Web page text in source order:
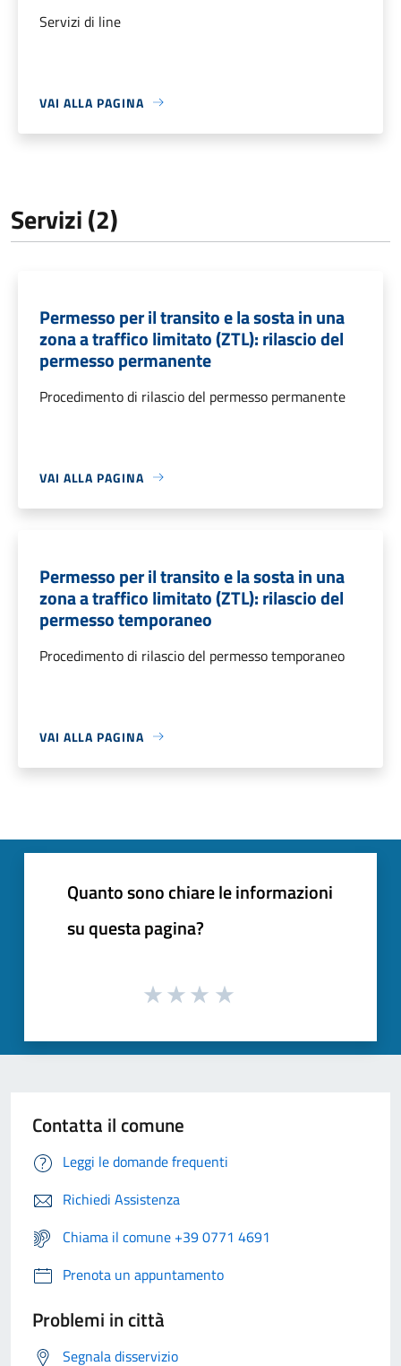
Servizi di line
VAI ALLA PAGINA
Servizi (2)
Permesso per il transito e la sosta in una
zona a traffico limitato (ZTL): rilascio del
permesso permanente
Procedimento di rilascio del permesso permanente
VAI ALLA PAGINA
Permesso per il transito e la sosta in una
zona a traffico limitato (ZTL): rilascio del
permesso temporaneo
Procedimento di rilascio del permesso temporaneo
VAI ALLA PAGINA
Quanto sono chiare le informazioni
su questa pagina?
Contatta il comune
Leggi le domande frequenti
Richiedi Assistenza
Chiama il comune +39 0771 4691
Prenota un appuntamento
Problemi in città
Segnala disservizio